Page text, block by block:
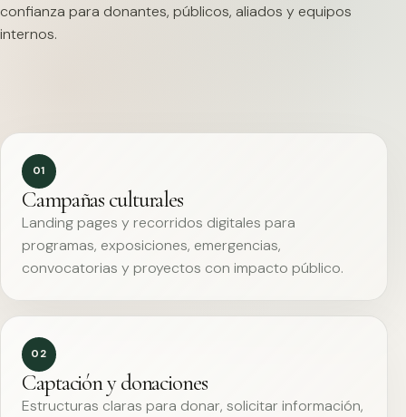
confianza para donantes, públicos, aliados y equipos
internos.
01
Campañas culturales
Landing pages y recorridos digitales para
programas, exposiciones, emergencias,
convocatorias y proyectos con impacto público.
02
Captación y donaciones
Estructuras claras para donar, solicitar información,